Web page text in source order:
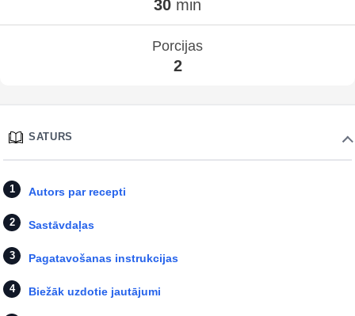
30 min
Porcijas
2
SATURS
Autors par recepti
Sastāvdaļas
Pagatavošanas instrukcijas
Biežāk uzdotie jautājumi